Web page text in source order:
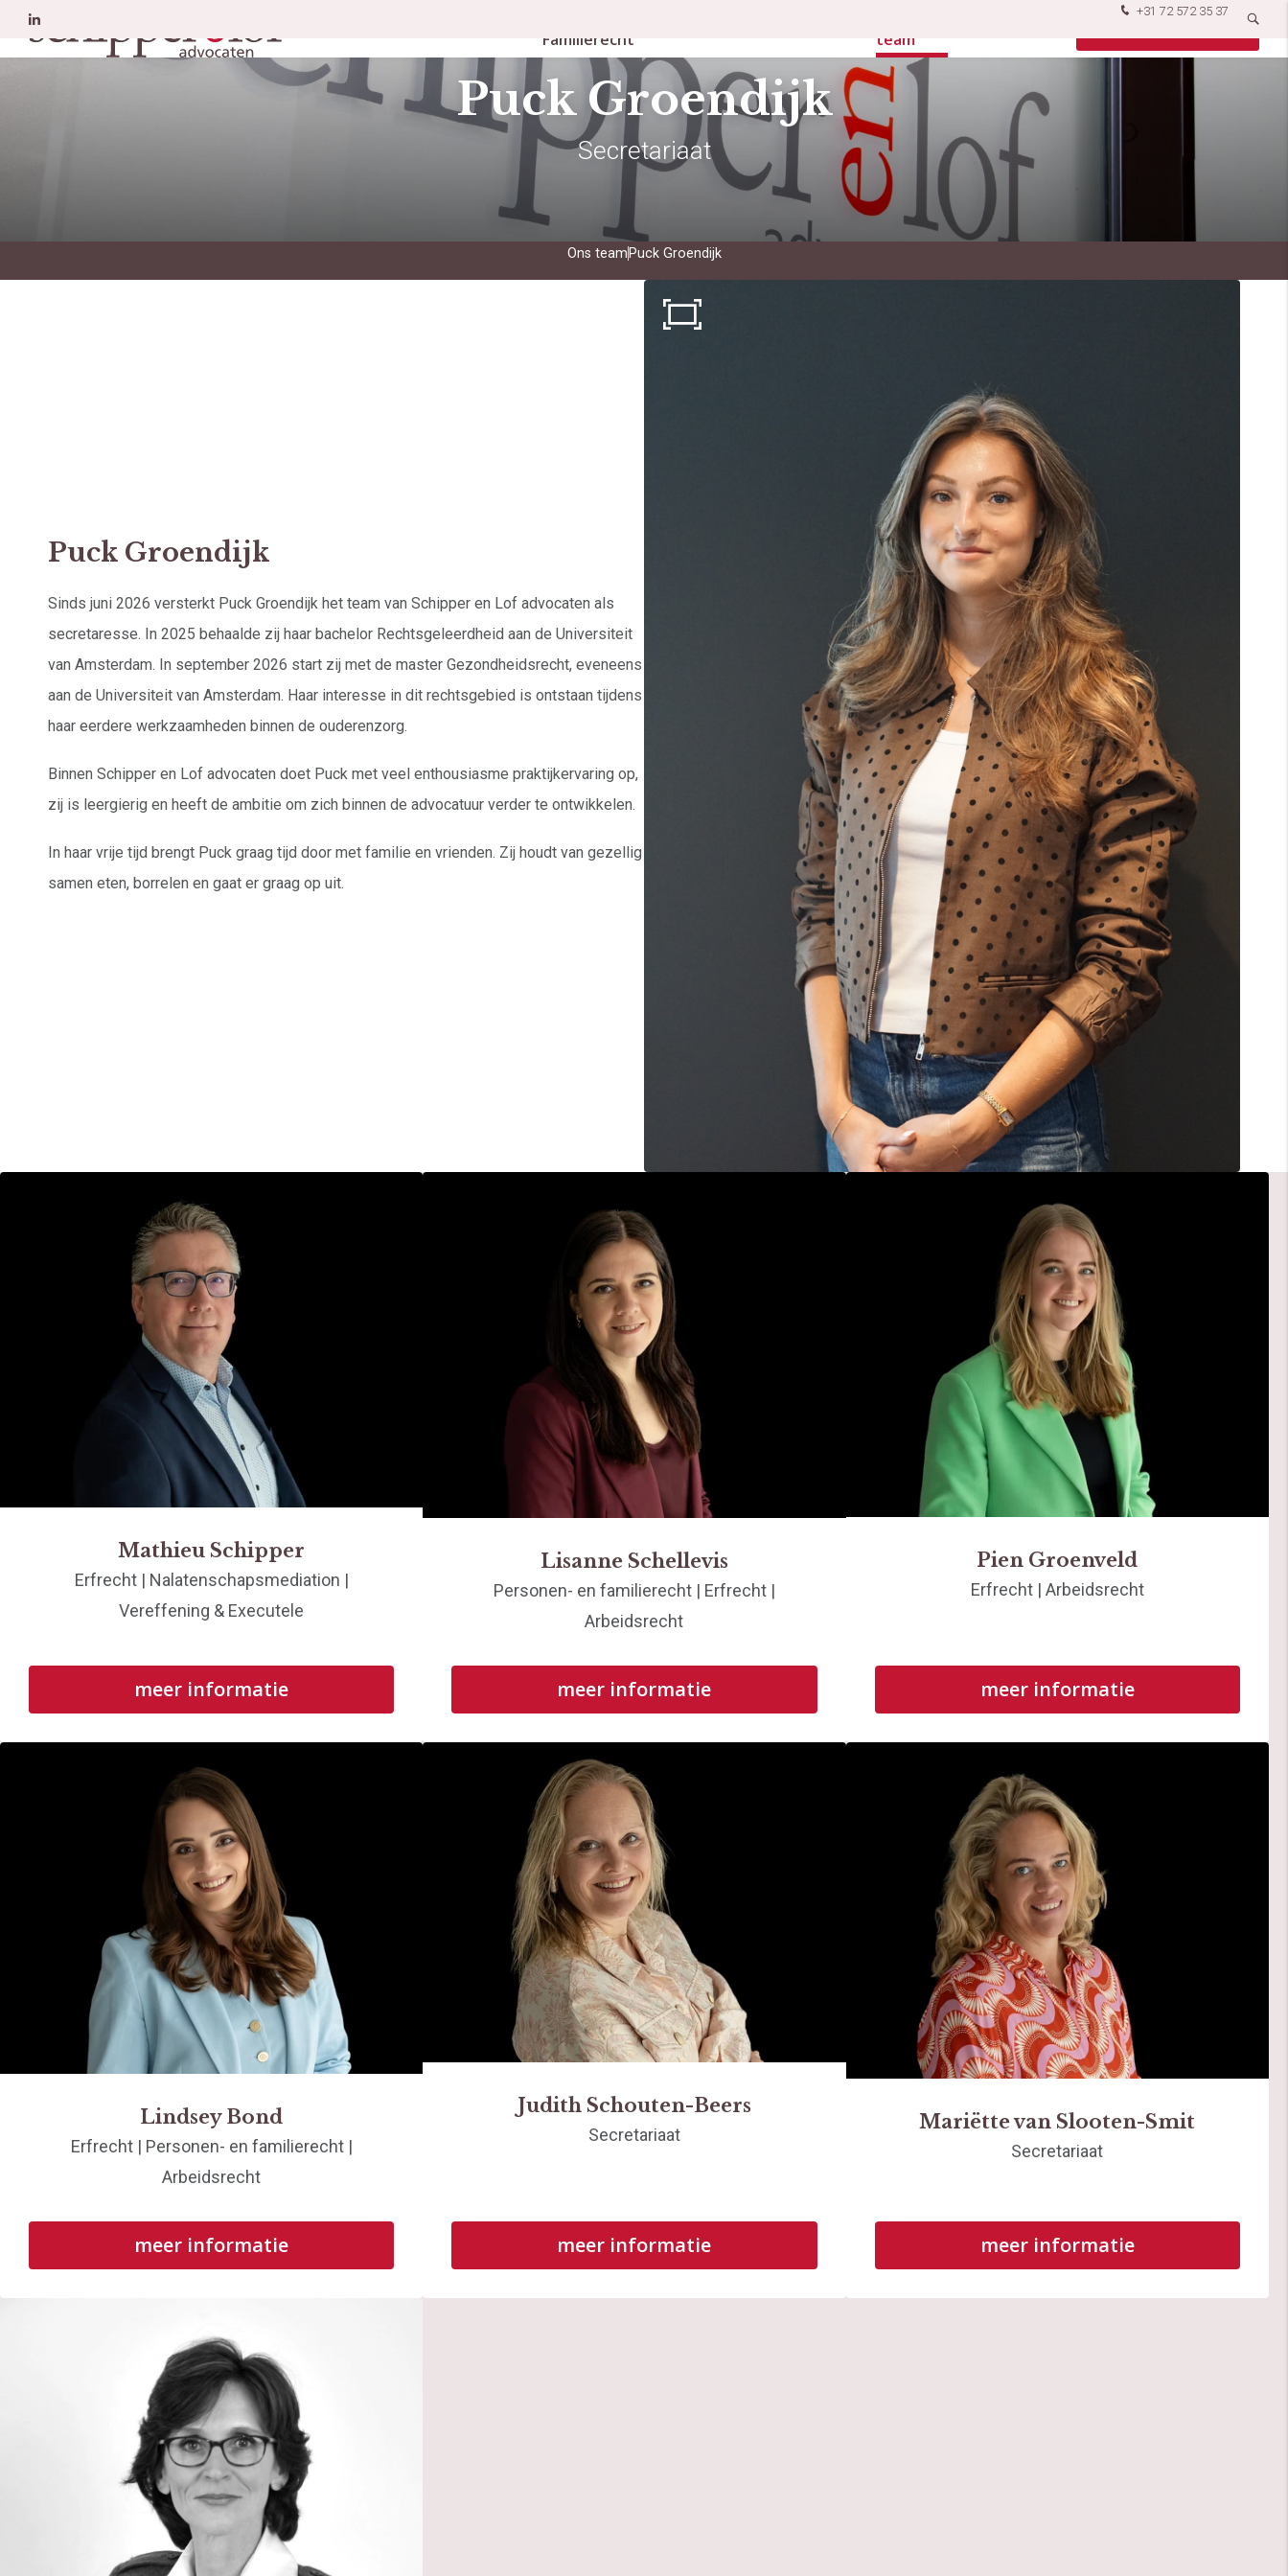
+31 72 572 35 37
Familierecht
team
Puck Groendijk
Secretariaat
Ons team Puck Groendijk
Puck Groendijk
Sinds juni 2026 versterkt Puck Groendijk het team van Schipper en Lof advocaten als
secretaresse. In 2025 behaalde zij haar bachelor Rechtsgeleerdheid aan de Universiteit
van Amsterdam. In september 2026 start zij met de master Gezondheidsrecht, eveneens
aan de Universiteit van Amsterdam. Haar interesse in dit rechtsgebied is ontstaan tijdens
haar eerdere werkzaamheden binnen de ouderenzorg.
Binnen Schipper en Lof advocaten doet Puck met veel enthousiasme praktijkervaring op,
zij is leergierig en heeft de ambitie om zich binnen de advocatuur verder te ontwikkelen.
In haar vrije tijd brengt Puck graag tijd door met familie en vrienden. Zij houdt van gezellig
samen eten, borrelen en gaat er graag op uit.
Mathieu Schipper
Erfrecht | Nalatenschapsmediation |
Vereffening & Executele
meer informatie
Lisanne Schellevis
Personen- en familierecht | Erfrecht |
Arbeidsrecht
meer informatie
Pien Groenveld
Erfrecht | Arbeidsrecht
meer informatie
Lindsey Bond
Erfrecht | Personen- en familierecht |
Arbeidsrecht
meer informatie
Judith Schouten-Beers
Secretariaat
meer informatie
Mariëtte van Slooten-Smit
Secretariaat
meer informatie